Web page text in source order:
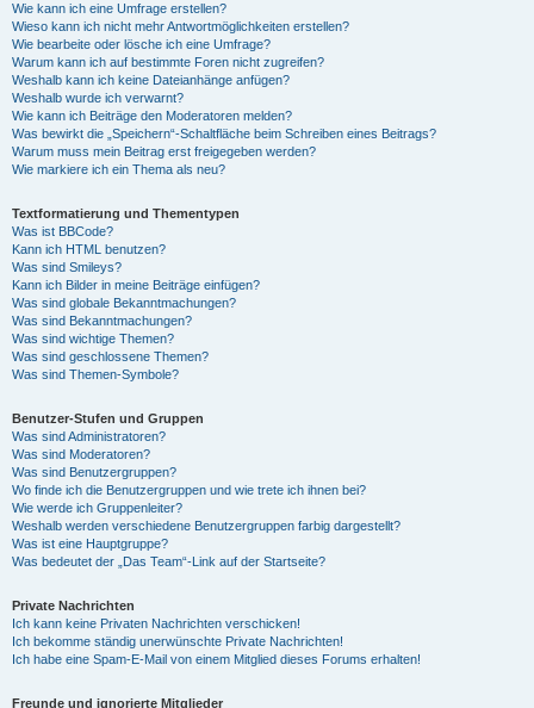
Wie kann ich eine Umfrage erstellen?
Wieso kann ich nicht mehr Antwortmöglichkeiten erstellen?
Wie bearbeite oder lösche ich eine Umfrage?
Warum kann ich auf bestimmte Foren nicht zugreifen?
Weshalb kann ich keine Dateianhänge anfügen?
Weshalb wurde ich verwarnt?
Wie kann ich Beiträge den Moderatoren melden?
Was bewirkt die „Speichern“-Schaltfläche beim Schreiben eines Beitrags?
Warum muss mein Beitrag erst freigegeben werden?
Wie markiere ich ein Thema als neu?
Textformatierung und Thementypen
Was ist BBCode?
Kann ich HTML benutzen?
Was sind Smileys?
Kann ich Bilder in meine Beiträge einfügen?
Was sind globale Bekanntmachungen?
Was sind Bekanntmachungen?
Was sind wichtige Themen?
Was sind geschlossene Themen?
Was sind Themen-Symbole?
Benutzer-Stufen und Gruppen
Was sind Administratoren?
Was sind Moderatoren?
Was sind Benutzergruppen?
Wo finde ich die Benutzergruppen und wie trete ich ihnen bei?
Wie werde ich Gruppenleiter?
Weshalb werden verschiedene Benutzergruppen farbig dargestellt?
Was ist eine Hauptgruppe?
Was bedeutet der „Das Team“-Link auf der Startseite?
Private Nachrichten
Ich kann keine Privaten Nachrichten verschicken!
Ich bekomme ständig unerwünschte Private Nachrichten!
Ich habe eine Spam-E-Mail von einem Mitglied dieses Forums erhalten!
Freunde und ignorierte Mitglieder